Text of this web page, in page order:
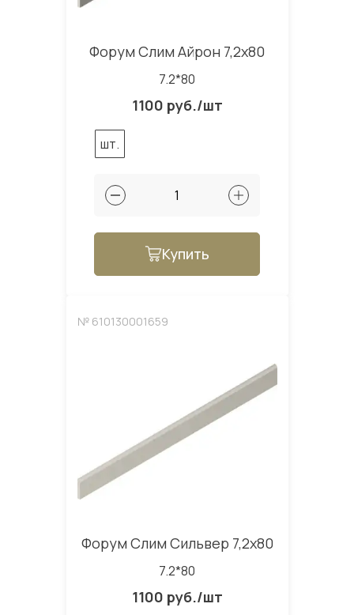
Форум Слим Айрон 7,2x80
7.2*80
1100 руб./шт
шт.
Купить
№ 610130001659
Форум Слим Сильвер 7,2x80
7.2*80
1100 руб./шт